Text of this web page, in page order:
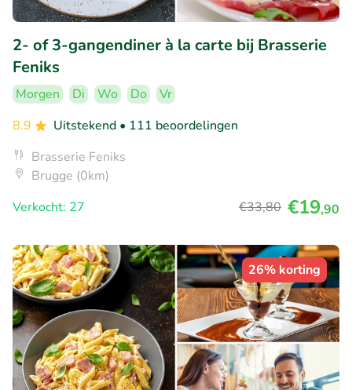
2- of 3-gangendiner à la carte bij Brasserie
Feniks
Morgen Di Wo Do
Vr
8.9
Uitstekend • 111 beoordelingen
Brasserie Feniks
Brugge (0km)
Verkocht: 27
€33,80 €19,90
26% korting